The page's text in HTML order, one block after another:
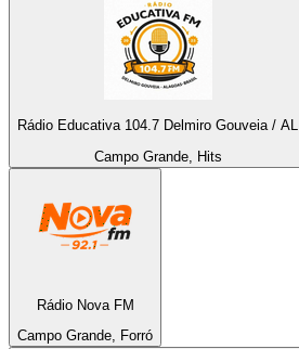
Rádio Educativa 104.7 Delmiro Gouveia / AL
Campo Grande, Hits
Rádio Nova FM
Campo Grande, Forró